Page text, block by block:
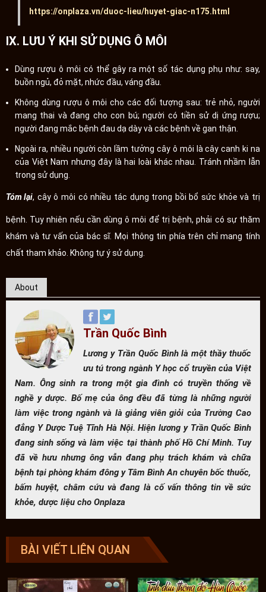
https://onplaza.vn/duoc-lieu/huyet-giac-n175.html
IX. LƯU Ý KHI SỬ DỤNG Ô MÔI
Dùng rượu ô môi có thể gây ra một số tác dụng phụ như: say,
buồn ngủ, đỏ mặt, nhức đầu, váng đầu.
Không dùng rượu ô môi cho các đối tượng sau: trẻ nhỏ, người
mang thai và đang cho con bú; người có tiền sử dị ứng rượu;
người đang mắc bệnh đau dạ dày và các bệnh về gan thận.
Ngoài ra, nhiều người còn lầm tưởng cây ô môi là cây canh ki na
của Việt Nam nhưng đây là hai loài khác nhau. Tránh nhầm lẫn
trong sử dụng.
Tóm lại, cây ô môi có nhiều tác dụng trong bồi bổ sức khỏe và trị
bệnh. Tuy nhiên nếu cần dùng ô môi để trị bệnh, phải có sự thăm
khám và tư vấn của bác sĩ. Mọi thông tin phía trên chỉ mang tính
chất tham khảo. Không tự ý sử dụng.
About
Trần Quốc Bình
Lương y Trần Quốc Bình là một thầy thuốc
ưu tú trong ngành Y học cổ truyền của Việt
Nam. Ông sinh ra trong một gia đình có truyền thống về
nghề y dược. Bố mẹ của ông đều đã từng là những người
làm việc trong ngành và là giảng viên giỏi của Trường Cao
đẳng Y Dược Tuệ Tĩnh Hà Nội. Hiện lương y Trần Quốc Bình
đang sinh sống và làm việc tại thành phố Hồ Chí Minh. Tuy
đã về hưu nhưng ông vẫn đang phụ trách khám và chữa
bệnh tại phòng khám đông y Tâm Bình An chuyên bốc thuốc,
bấm huyệt, châm cứu và đang là cố vấn thông tin về sức
khỏe, dược liệu cho Onplaza
BÀI VIẾT LIÊN QUAN